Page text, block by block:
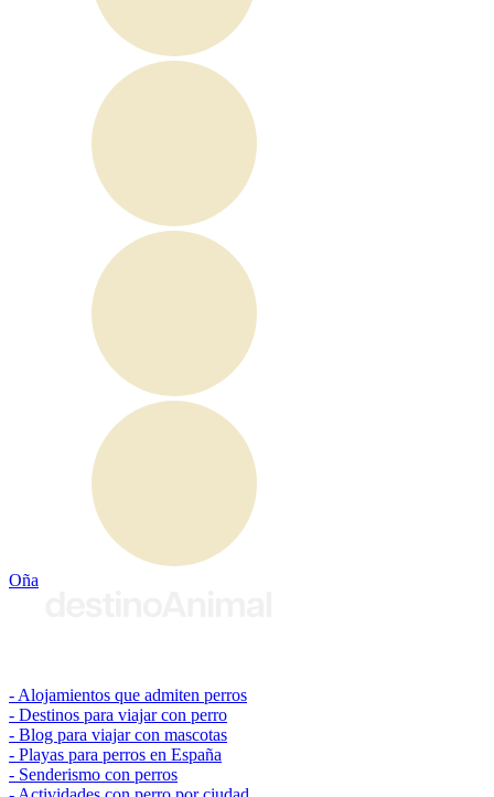
Oña
Alojamientos que admiten perros
Destinos para viajar con perro
Blog para viajar con mascotas
Playas para perros en España
Senderismo con perros